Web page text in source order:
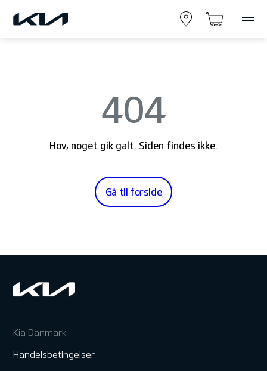
404
Hov, noget gik galt. Siden findes ikke.
Gå til forside
Kia Danmark
Handelsbetingelser